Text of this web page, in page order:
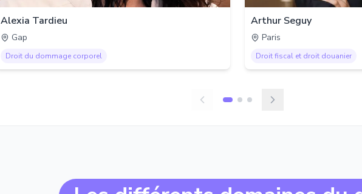
Alexia Tardieu
Gap
Droit du dommage corporel
Arthur Seguy
Paris
Droit fiscal et droit douanier